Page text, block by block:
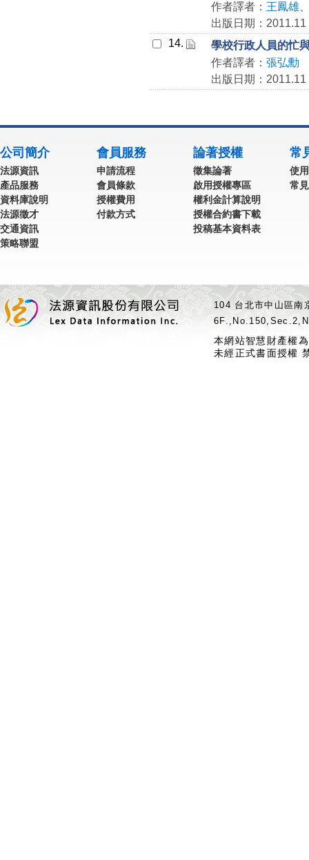
作者譯者： 王鳳雄
出版日期：2011.11
14.
學校行政人員的忙
作者譯者： 張弘勳
出版日期：2011.11
公司簡介
法源資訊
產品服務
資料庫說明
法源徵才
交通資訊
策略聯盟
會員服務
申請流程
會員條款
授權費用
付款方式
論著授權
徵集論著
啟用授權專區
權利金計算說明
授權合約書下載
投稿基本資料表
常
使
常
104 台北市中山區
本網站智慧財產權
未經正式書面授權